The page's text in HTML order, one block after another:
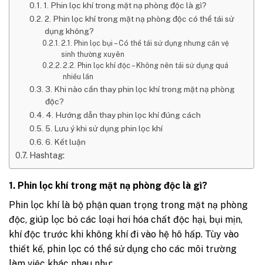
1. Phin lọc khí trong mặt nạ phòng độc là gì?
2. Phin lọc khí trong mặt nạ phòng độc có thể tái sử
dụng không?
2.1. Phin lọc bụi – Có thể tái sử dụng nhưng cần vệ
sinh thường xuyên
2.2. Phin lọc khí độc – Không nên tái sử dụng quá
nhiều lần
3. Khi nào cần thay phin lọc khí trong mặt nạ phòng
độc?
4. Hướng dẫn thay phin lọc khí đúng cách
5. Lưu ý khi sử dụng phin lọc khí
6. Kết luận
Hashtag:
1. Phin lọc khí trong mặt nạ phòng độc là gì?
Phin lọc khílà bộ phận quan trọng trong mặt nạ phòng
độc, giúp lọc bỏ các loại hơi hóa chất độc hại, bụi mịn,
khí độc trước khi không khí đi vào hệ hô hấp. Tùy vào
thiết kế, phin lọc có thể sử dụng cho các môi trường